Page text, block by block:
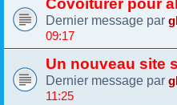
Dernier message par
09:17
Un nouveau site
Dernier message par
11:25